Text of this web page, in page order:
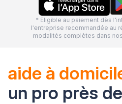
* Eligible au paiement dès
l'entreprise recommandée au
modalités complètes dans nos
aide à
un pro près